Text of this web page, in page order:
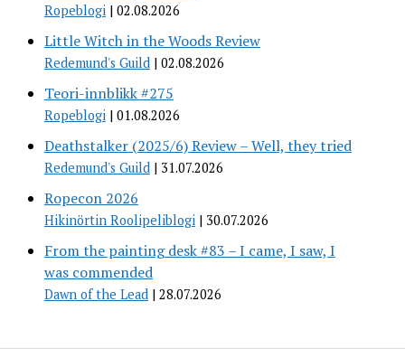
Ropeblogi 02.08.2026
Little Witch in the Woods Review
Redemund's Guild 02.08.2026
Teori-innblikk #275
Ropeblogi 01.08.2026
Deathstalker (2025/6) Review – Well, they tried
Redemund's Guild 31.07.2026
Ropecon 2026
Hikinörtin Roolipeliblogi 30.07.2026
From the painting desk #83 – I came, I saw, I
was commended
Dawn of the Lead 28.07.2026